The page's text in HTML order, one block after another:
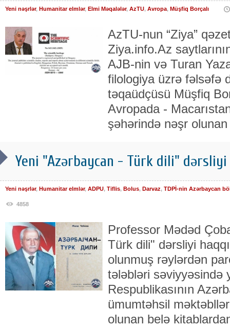
Yeni nəşrlər, Humanitar elmlər, Elmi Məqalələr, AzTU, Avropa, Müşfiq Borçalı
AzTU-nun “Ziya”
Ziya.info.Az
AJB-nin və Turan
filologiya üzrə fəlsəfə
təqaüdçüsü Müşfiq
Avropada -
şəhərində nəşr
Yeni "Azərbaycan - Türk dili" dərsliyi
Yeni nəşrlər, Humanitar elmlər, ADPU, Tiflis, Bolus, Darvaz, TDPİ-nin Azərbaycan
4858
Professor Mədəd
Türk dili" dərsliyi
olunmuş rəylərdən
tələbləri səviyyəsində
Respublikasının
ümumtəhsil
olunan belə